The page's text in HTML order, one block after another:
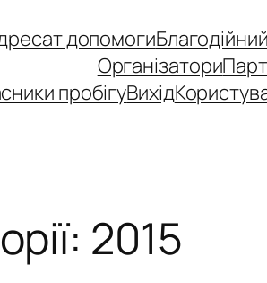
допомоги
Організатори
пробігуВихід
2015